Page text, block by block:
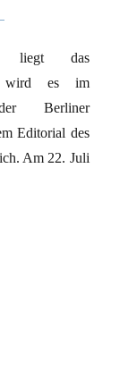
liegt das
wird es im
Berliner
Editorial des
Am 22. Juli